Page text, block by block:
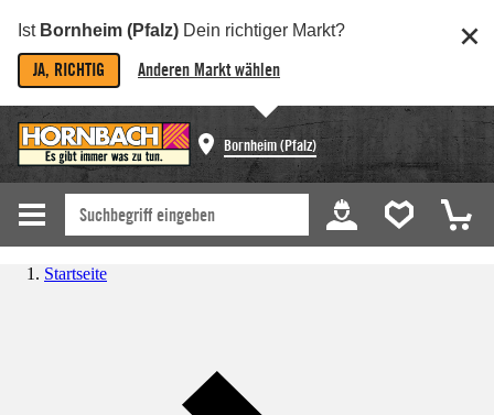
Ist Bornheim (Pfalz) Dein richtiger Markt?
JA, RICHTIG Anderen Markt wählen
Bornheim (Pfalz)
Startseite